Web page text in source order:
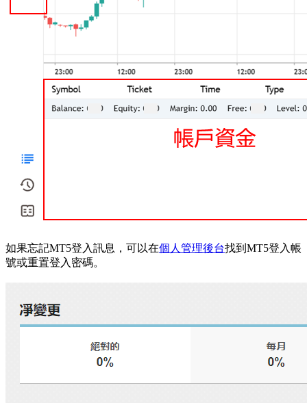
如果忘記MT5登入訊息，可以在個人管理後台找到MT5登入帳
號或重置登入密碼。